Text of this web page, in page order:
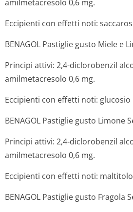
amilmetacresolo 0,6 mg.
Eccipienti con effetti noti:
BENAGOL Pastiglie gusto Miele e
Principi attivi: 2,4-diclorobenzil
amilmetacresolo 0,6 mg.
Eccipienti con effetti noti: glucosio
BENAGOL Pastiglie gusto Limone
Principi attivi: 2,4-diclorobenzil
amilmetacresolo 0,6 mg.
Eccipienti con effetti noti: maltitolo
BENAGOL Pastiglie gusto Fragola